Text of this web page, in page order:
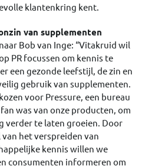
klantenkring kent.
van supplementen
Bob van Inge: “Vitakruid wil
PR focussen om kennis te
een gezonde leefstijl, de zin en
gebruik van supplementen.
voor Pressure, een bureau
was van onze producten, om
verder te laten groeien. Door
van het verspreiden van
kennis willen we
consumenten informeren om